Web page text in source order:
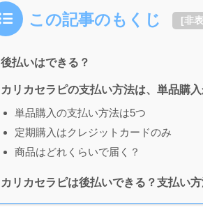
この記事のもくじ [非
後払いはできる？
カリカセラピの支払い方法は、単品購
単品購入の支払い方法は5つ
定期購入はクレジットカードのみ
商品はどれくらいで届く？
カリカセラピは後払いできる？支払い